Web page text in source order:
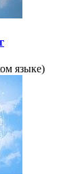
языке)